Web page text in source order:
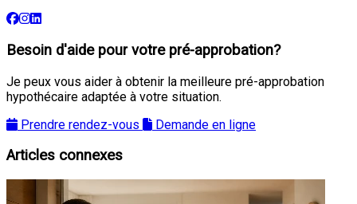
Besoin d'aide pour votre pré-approbation?
Je peux vous aider à obtenir la meilleure pré-approbation
hypothécaire adaptée à votre situation.
Prendre rendez-vous
Demande en ligne
Articles connexes